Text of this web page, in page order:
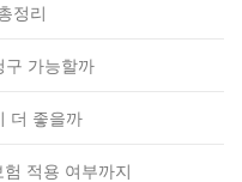
정리
구 가능할까
더 좋을까
적용 여부까지